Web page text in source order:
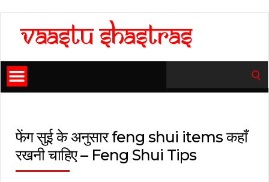
for:
फेंग सुई के अनुसार feng shui items कहाँ
रखनी चाहिए – Feng Shui Tips